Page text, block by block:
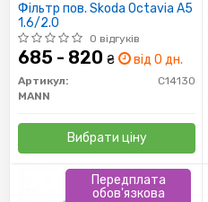
Фільтр пов. Skoda Octavia A5
1.6/2.0
0 відгуків
685 - 820 ₴ від 0 дн.
Артикул:
C14130
MANN
Вибрати ціну
Передплата
обов'язкова